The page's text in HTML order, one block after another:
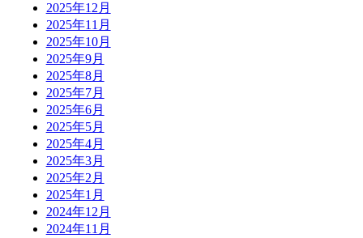
2025年12月
2025年11月
2025年10月
2025年9月
2025年8月
2025年7月
2025年6月
2025年5月
2025年4月
2025年3月
2025年2月
2025年1月
2024年12月
2024年11月